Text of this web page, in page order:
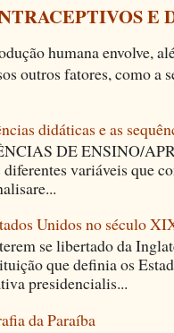
E
humana envolve,
outros fatores, como a
didáticas e as
DE ENSINO/
variáveis que
Unidos no século
se libertado da
que definia os
presidencialis...
da Paraíba